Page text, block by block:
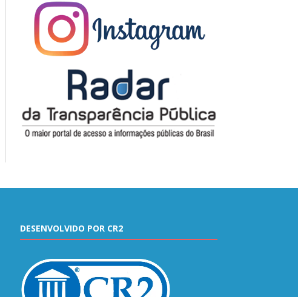
DESENVOLVIDO POR CR2